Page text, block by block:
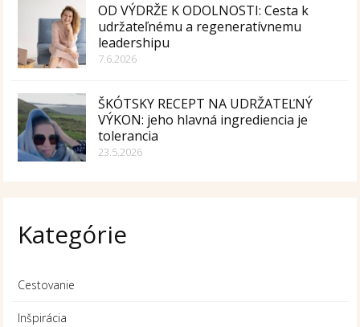
OD VÝDRŽE K ODOLNOSTI: Cesta k
udržateľnému a regeneratívnemu
leadershipu
7.6.2026
ŠKÓTSKY RECEPT NA UDRŽATEĽNÝ
VÝKON: jeho hlavná ingrediencia je
tolerancia
23.5.2026
Kategórie
Cestovanie
Inšpirácia